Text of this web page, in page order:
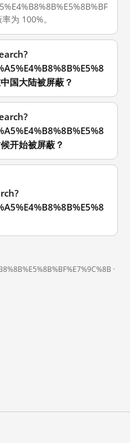
为 100%。
国大陆被屏蔽？
开始被屏蔽？
·